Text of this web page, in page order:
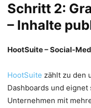
Schritt 2:
– Inhalte
HootSuite – Social-
HootSuite zählt zu den
Dashboards und
Unternehmen mit